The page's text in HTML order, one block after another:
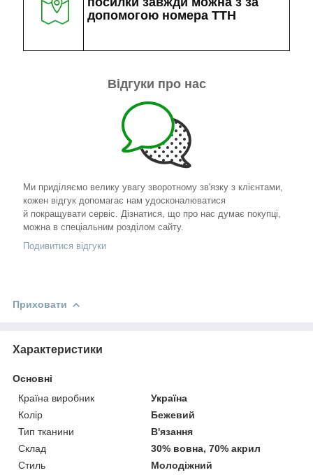
допомогою номера ТТН
Відгуки про нас
Ми приділяємо велику увагу зворотному зв'язку з клієнтами,
кожен відгук допомагає нам удосконалюватися
й покращувати сервіс. Дізнатися, що про нас думає покупці,
можна в спеціальним розділом сайту.
Подивитися відгуки
Приховати
Характеристики
Основні
Країна виробник
Україна
Колір
Бежевий
Тип тканини
В'язання
Склад
30% вовна, 70% акрил
Стиль
Молодіжний